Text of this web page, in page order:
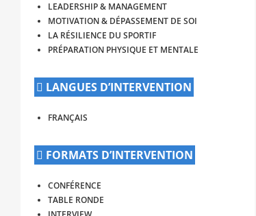
LEADERSHIP & MANAGEMENT
MOTIVATION & DÉPASSEMENT DE SOI
LA RÉSILIENCE DU SPORTIF
PRÉPARATION PHYSIQUE ET MENTALE
LANGUES D’INTERVENTION
FRANÇAIS
FORMATS D’INTERVENTION
CONFÉRENCE
TABLE RONDE